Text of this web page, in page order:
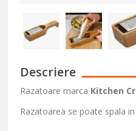
Descriere
Razatoare marca Kitchen
Razatoarea se poate spala